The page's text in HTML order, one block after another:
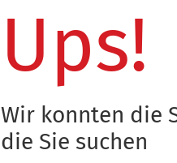
Ups!
Wir konnten die
die Sie suchen